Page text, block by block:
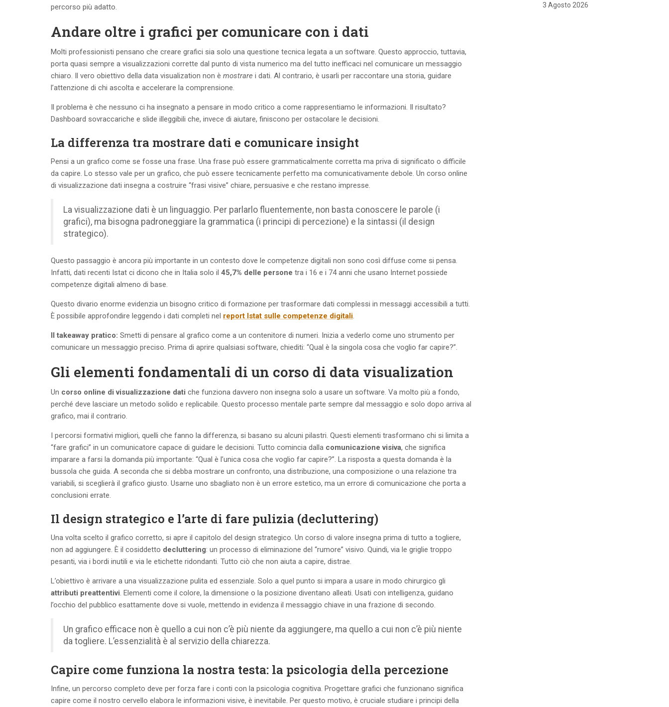
percorso più adatto.
Andare oltre i grafici per comunicare con i dati
Molti professionisti pensano che creare grafici sia solo una questione tecnica legata a un software. Questo approccio, tuttavia,
porta quasi sempre a visualizzazioni corrette dal punto di vista numerico ma del tutto inefficaci nel comunicare un messaggio
chiaro. Il vero obiettivo della data visualization non è mostrare i dati. Al contrario, è usarli per raccontare una storia, guidare
l’attenzione di chi ascolta e accelerare la comprensione.
Il problema è che nessuno ci ha insegnato a pensare in modo critico a come rappresentiamo le informazioni. Il risultato?
Dashboard sovraccariche e slide illeggibili che, invece di aiutare, finiscono per ostacolare le decisioni.
La differenza tra mostrare dati e comunicare insight
Pensi a un grafico come se fosse una frase. Una frase può essere grammaticalmente corretta ma priva di significato o difficile
da capire. Lo stesso vale per un grafico, che può essere tecnicamente perfetto ma comunicativamente debole. Un corso online
di visualizzazione dati insegna a costruire “frasi visive” chiare, persuasive e che restano impresse.
La visualizzazione dati è un linguaggio. Per parlarlo fluentemente, non basta conoscere le parole (i
grafici), ma bisogna padroneggiare la grammatica (i principi di percezione) e la sintassi (il design
strategico).
Questo passaggio è ancora più importante in un contesto dove le competenze digitali non sono così diffuse come si pensa.
Infatti, dati recenti Istat ci dicono che in Italia solo il 45,7% delle persone tra i 16 e i 74 anni che usano Internet possiede
competenze digitali almeno di base.
Questo divario enorme evidenzia un bisogno critico di formazione per trasformare dati complessi in messaggi accessibili a tutti.
È possibile approfondire leggendo i dati completi nel report Istat sulle competenze digitali.
Il takeaway pratico: Smetti di pensare al grafico come a un contenitore di numeri. Inizia a vederlo come uno strumento per
comunicare un messaggio preciso. Prima di aprire qualsiasi software, chiediti: “Qual è la singola cosa che voglio far capire?”.
Gli elementi fondamentali di un corso di data visualization
Un corso online di visualizzazione dati che funziona davvero non insegna solo a usare un software. Va molto più a fondo,
perché deve lasciare un metodo solido e replicabile. Questo processo mentale parte sempre dal messaggio e solo dopo arriva al
grafico, mai il contrario.
I percorsi formativi migliori, quelli che fanno la differenza, si basano su alcuni pilastri. Questi elementi trasformano chi si limita a
“fare grafici” in un comunicatore capace di guidare le decisioni. Tutto comincia dalla comunicazione visiva, che significa
imparare a farsi la domanda più importante: “Qual è l’unica cosa che voglio far capire?”. La risposta a questa domanda è la
bussola che guida. A seconda che si debba mostrare un confronto, una distribuzione, una composizione o una relazione tra
variabili, si sceglierà il grafico giusto. Usarne uno sbagliato non è un errore estetico, ma un errore di comunicazione che porta a
conclusioni errate.
Il design strategico e l’arte di fare pulizia (decluttering)
Una volta scelto il grafico corretto, si apre il capitolo del design strategico. Un corso di valore insegna prima di tutto a togliere,
non ad aggiungere. È il cosiddetto decluttering: un processo di eliminazione del “rumore” visivo. Quindi, via le griglie troppo
pesanti, via i bordi inutili e via le etichette ridondanti. Tutto ciò che non aiuta a capire, distrae.
L’obiettivo è arrivare a una visualizzazione pulita ed essenziale. Solo a quel punto si impara a usare in modo chirurgico gli
attributi preattentivi. Elementi come il colore, la dimensione o la posizione diventano alleati. Usati con intelligenza, guidano
l’occhio del pubblico esattamente dove si vuole, mettendo in evidenza il messaggio chiave in una frazione di secondo.
Un grafico efficace non è quello a cui non c’è più niente da aggiungere, ma quello a cui non c’è più niente
da togliere. L’essenzialità è al servizio della chiarezza.
Capire come funziona la nostra testa: la psicologia della percezione
Infine, un percorso completo deve per forza fare i conti con la psicologia cognitiva. Progettare grafici che funzionano significa
capire come il nostro cervello elabora le informazioni visive, è inevitabile. Per questo motivo, è cruciale studiare i principi della
3 Agosto 2026